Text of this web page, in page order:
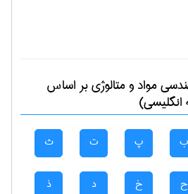
مواد و متالوژیبر اساس
انگلیسی)
ب پ ت ث
ح خ د ذ